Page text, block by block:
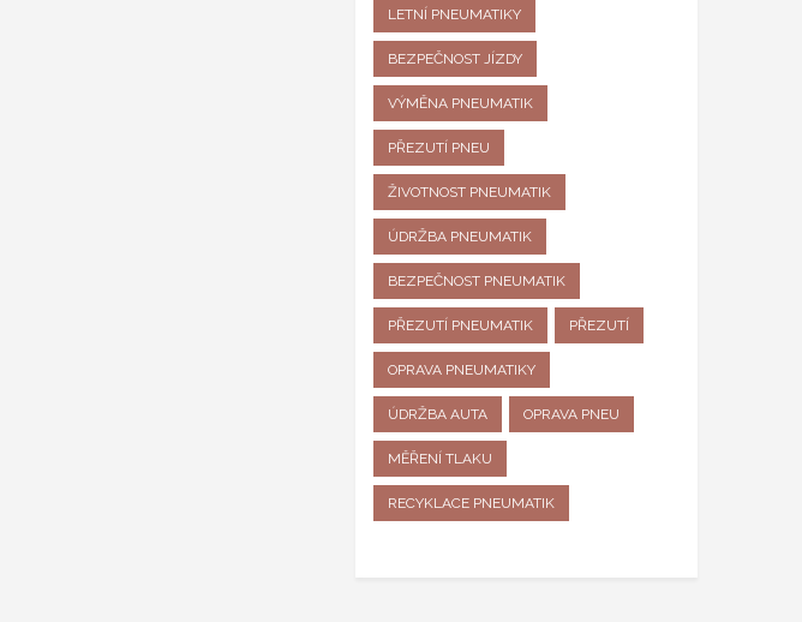
LETNÍ PNEUMATIKY
BEZPEČNOST JÍZDY
VÝMĚNA PNEUMATIK
PŘEZUTÍ PNEU
ŽIVOTNOST PNEUMATIK
ÚDRŽBA PNEUMATIK
BEZPEČNOST PNEUMATIK
PŘEZUTÍ PNEUMATIK PŘEZUTÍ
OPRAVA PNEUMATIKY
ÚDRŽBA AUTA OPRAVA PNEU
MĚŘENÍ TLAKU
RECYKLACE PNEUMATIK